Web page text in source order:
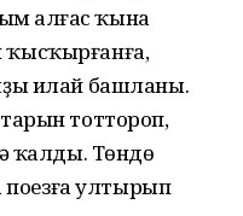
һалғас ҡына
илай башланы.
тоттороп,
ҡалды. Төндө
поезға ултырып